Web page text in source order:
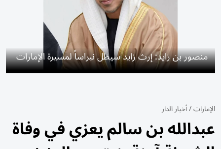
منصور بن زايد: إرث زايد سيظل نبراساً لمسيرة الإمارات
الإمارات/أخبار الدار
عبدالله بن سالم يعزي في وفاة